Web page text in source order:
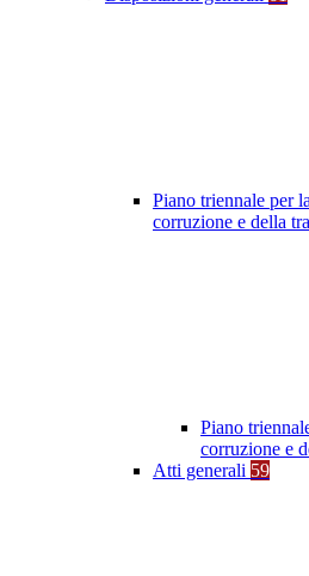
Piano triennale per
corruzione e della
Piano
corruzione e
Atti generali 59